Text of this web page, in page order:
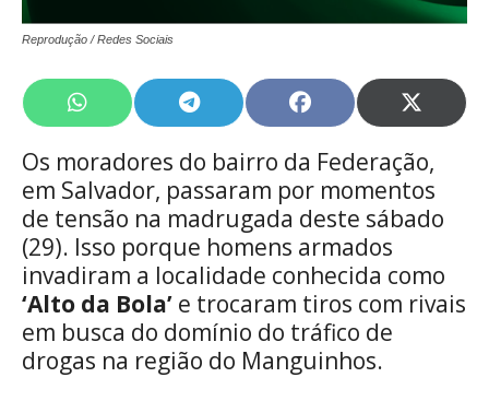
Reprodução / Redes Sociais
Share
on
WhatsApp
Share
on
Telegram
Share
on
Facebook
Share
on
X
Os moradores do bairro da Federação,
em Salvador, passaram por momentos
de tensão na madrugada deste sábado
(29). Isso porque homens armados
invadiram a localidade conhecida como
‘Alto da Bola’ e trocaram tiros com rivais
em busca do domínio do tráfico de
drogas na região do Manguinhos.